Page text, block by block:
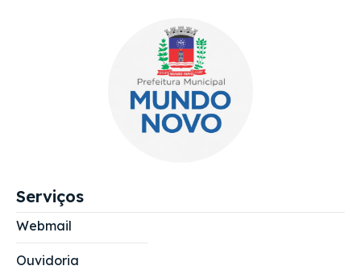
Serviços
Webmail
Ouvidoria